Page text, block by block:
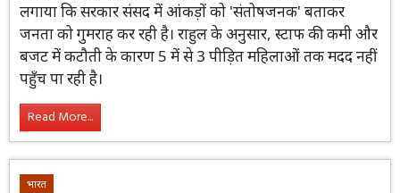
लगाया कि सरकार संसद में आंकड़ों को 'संतोषजनक' बताकर
जनता को गुमराह कर रही है। राहुल के अनुसार, स्टाफ की कमी और
बजट में कटौती के कारण 5 में से 3 पीड़ित महिलाओं तक मदद नहीं
पहुँच पा रही है।
Read More...
भारत